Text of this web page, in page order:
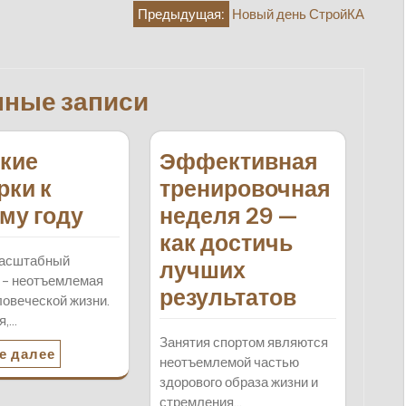
Предыдущая: Новый день СтройКА
записи
к
году
– неотъемлемая
жизни.
далее
Эффективная
тренировочная
неделя 29 —
как достичь
лучших
результатов
Занятия спортом являются
неотъемлемой частью
здорового образа жизни и
стремления…